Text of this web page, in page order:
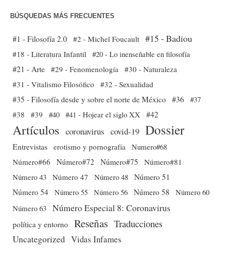
BÚSQUEDAS MÁS FRECUENTES
#1 - Filosofía 2.0 #2 - Michel Foucault #15 - Badiou
#18 - Literatura Infantil #20 - Lo inenseñable en filosofía
#21 - Arte #29 - Fenomenología #30 - Naturaleza
#31 - Vitalismo Filosófico
#32 - Sexualidad
#35 - Filosofía desde y sobre el norte de México #36 #37
#38
#39 #40 #41 - Hojear el siglo XX #42
Artículos coronavirus covid-19 Dossier
Entrevistas erotismo y pornografía Numero#68
Número#66
Número#72 Número#75
Número#81
Número 43 Número 47 Número 48 Número 51
Número 54 Número 55 Número 56 Número 58
Número 60
Número 63 Número Especial 8: Coronavirus
política y entorno Reseñas Traducciones
Uncategorized Vidas Infames